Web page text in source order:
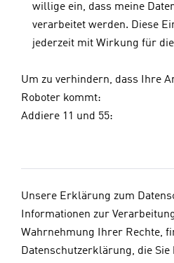
willige ein, dass meine
verarbeitet werden. Diese
jederzeit mit Wirkung für
Um zu verhindern, dass Ihre
Roboter kommt:
Addiere 11 und 55:
Unsere Erklärung zum
Informationen zur
Wahrnehmung Ihrer Rechte,
Datenschutzerklärung, die Sie